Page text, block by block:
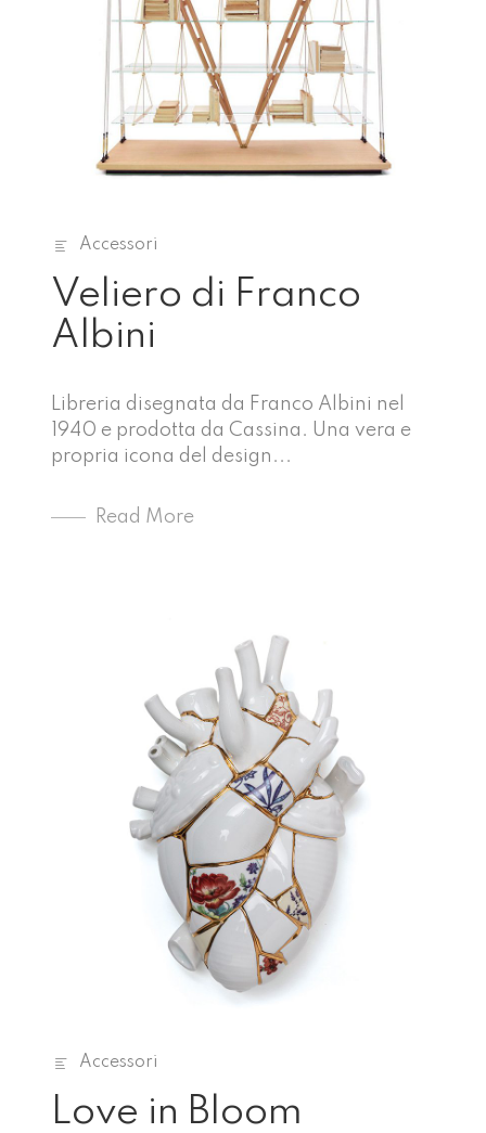
Accessori
Veliero di Franco
Albini
Libreria disegnata da Franco Albini nel
1940 e prodotta da Cassina. Una vera e
propria icona del design...
Read More
Accessori
Love in Bloom